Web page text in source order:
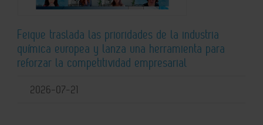
Feique traslada las prioridades de la industria
química europea y lanza una herramienta para
reforzar la competitividad empresarial
2026-07-21